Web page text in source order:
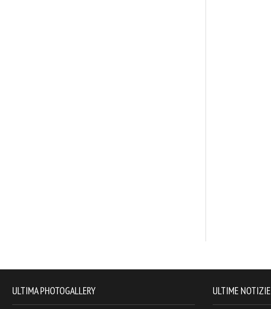
ULTIMA PHOTOGALLERY ULTIME NOTIZIE